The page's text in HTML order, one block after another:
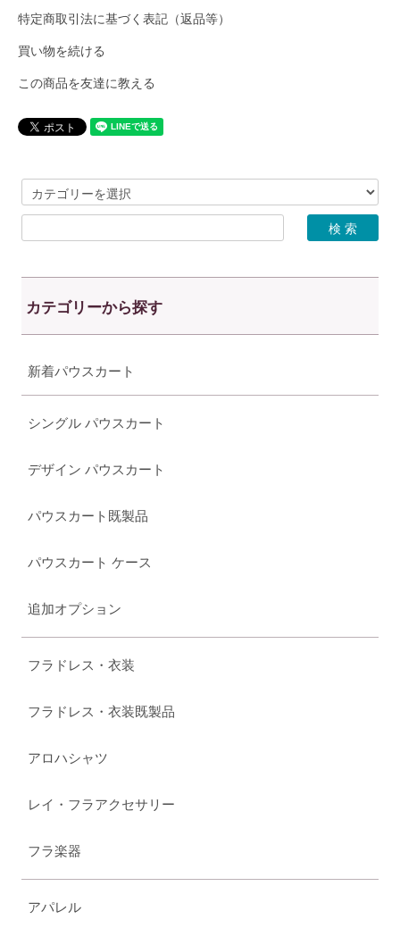
特定商取引法に基づく表記（返品等）
買い物を続ける
この商品を友達に教える
カテゴリーから探す
新着パウスカート
シングル パウスカート
デザイン パウスカート
パウスカート既製品
パウスカート ケース
追加オプション
フラドレス・衣装
フラドレス・衣装既製品
アロハシャツ
レイ・フラアクセサリー
フラ楽器
アパレル